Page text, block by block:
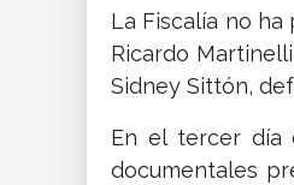
La Fiscalía no
Ricardo
Sidney Sittón,
En el tercer día
documentales